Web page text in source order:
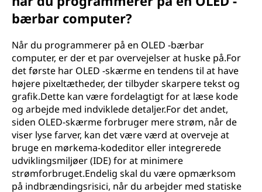
bærbar computer?
Når du programmerer på en OLED -bærbar
computer, er der et par overvejelser at huske på.For
det første har OLED -skærme en tendens til at have
højere pixeltætheder, der tilbyder skarpere tekst og
grafik.Dette kan være fordelagtigt for at læse kode
og arbejde med indviklede detaljer.For det andet,
siden OLED-skærme forbruger mere strøm, når de
viser lyse farver, kan det være værd at overveje at
bruge en mørkema-kodeditor eller integrerede
udviklingsmiljøer (IDE) for at minimere
strømforbruget.Endelig skal du være opmærksom
på indbrændingsrisici, når du arbejder med statiske